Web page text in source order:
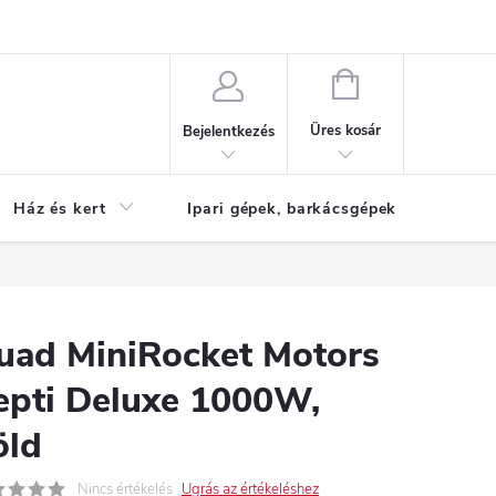
Bejelentkezés
KOSÁR
Üres kosár
Ház és kert Ipari gépek, barkácsgépek
MiniRocket Motors
Deluxe 1000W,
Nincs értékelés Ugrás az értékeléshez